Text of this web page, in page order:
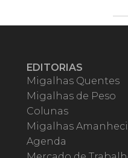
EDITORIAS
Migalhas Quentes
Migalhas de Peso
Colunas
Migalhas
Agenda